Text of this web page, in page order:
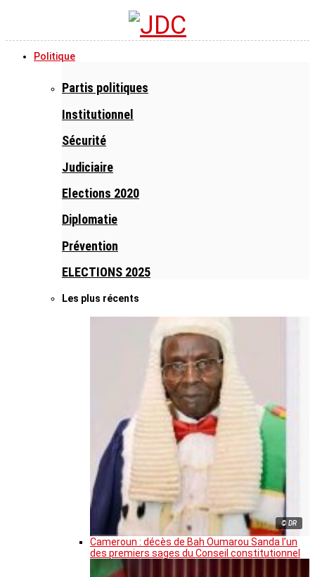
Politique
Partis politiques
Institutionnel
Sécurité
Judiciaire
Elections 2020
Diplomatie
Prévention
ELECTIONS 2025
Les plus récents
© DR
Cameroun : décès de Bah Oumarou Sanda l’un
des premiers sages du Conseil constitutionnel